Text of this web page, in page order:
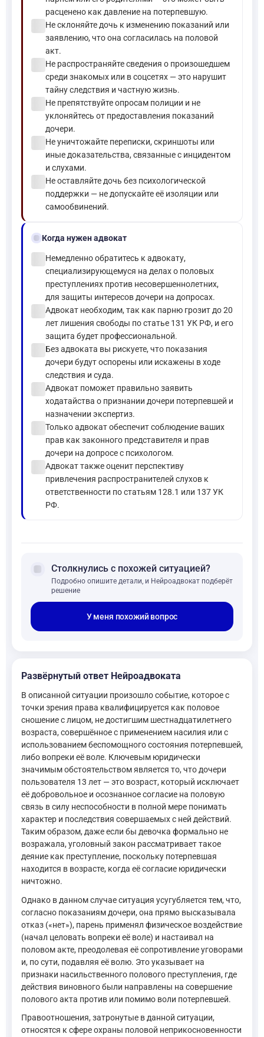
расценено как давление на потерпевшую.
Не склоняйте дочь к изменению показаний или
заявлению, что она согласилась на половой
акт.
Не распространяйте сведения о произошедшем
среди знакомых или в соцсетях — это нарушит
тайну следствия и частную жизнь.
Не препятствуйте опросам полиции и не
уклоняйтесь от предоставления показаний
дочери.
Не уничтожайте переписки, скриншоты или
иные доказательства, связанные с инцидентом
и слухами.
Не оставляйте дочь без психологической
поддержки — не допускайте её изоляции или
самообвинений.
gavelКогда нужен адвокат
Немедленно обратитесь к адвокату,
специализирующемуся на делах о половых
преступлениях против несовершеннолетних,
для защиты интересов дочери на допросах.
Адвокат необходим, так как парню грозит до 20
лет лишения свободы по статье 131 УК РФ, и его
защита будет профессиональной.
Без адвоката вы рискуете, что показания
дочери будут оспорены или искажены в ходе
следствия и суда.
Адвокат поможет правильно заявить
ходатайства о признании дочери потерпевшей и
назначении экспертиз.
Только адвокат обеспечит соблюдение ваших
прав как законного представителя и прав
дочери на допросе с психологом.
Адвокат также оценит перспективу
привлечения распространителей слухов к
ответственности по статьям 128.1 или 137 УК
РФ.
forum Столкнулись с похожей ситуацией?
Подробно опишите детали, и Нейроадвокат подберёт
решение
У меня похожий вопрос
Развёрнутый ответ Нейроадвоката
В описанной ситуации произошло событие, которое с
точки зрения права квалифицируется как половое
сношение с лицом, не достигшим шестнадцатилетнего
возраста, совершённое с применением насилия или с
использованием беспомощного состояния потерпевшей,
либо вопреки её воле. Ключевым юридически
значимым обстоятельством является то, что дочери
пользователя 13 лет — это возраст, который исключает
её добровольное и осознанное согласие на половую
связь в силу неспособности в полной мере понимать
характер и последствия совершаемых с ней действий.
Таким образом, даже если бы девочка формально не
возражала, уголовный закон рассматривает такое
деяние как преступление, поскольку потерпевшая
находится в возрасте, когда её согласие юридически
ничтожно.
Однако в данном случае ситуация усугубляется тем, что,
согласно показаниям дочери, она прямо высказывала
отказ («нет»), парень применял физическое воздействие
(начал целовать вопреки её воле) и настаивал на
половом акте, преодолевая её сопротивление уговорами
и, по сути, подавляя её волю. Это указывает на
признаки насильственного полового преступления, где
действия виновного были направлены на совершение
полового акта против или помимо воли потерпевшей.
Правоотношения, затронутые в данной ситуации,
относятся к сфере охраны половой неприкосновенности